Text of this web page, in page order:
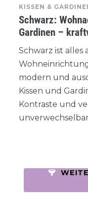
KISSEN &
Schwarz:
Gardinen –
Schwarz ist alles
modern und
Kissen und
Kontraste und